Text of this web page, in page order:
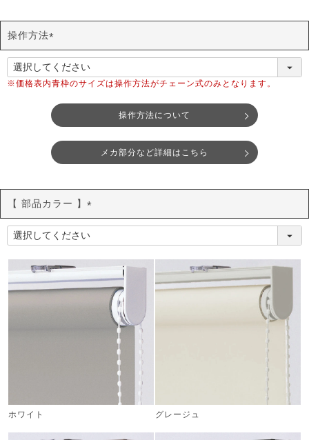
操作方法
(
必
須
※価格表内青枠のサイズは操作方法がチェーン式のみとなります。
操作方法について
メカ部分など詳細はこちら
【 部品カラー 】
(
必
)
ホワイト グレージュ